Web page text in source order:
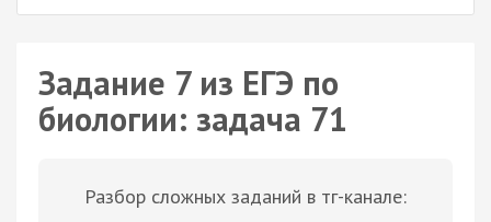
Задание 7 из ЕГЭ по
биологии: задача 71
Разбор сложных заданий в тг-канале: